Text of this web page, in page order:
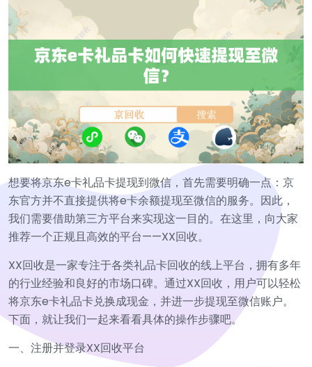
想要将京东e卡礼品卡提现到微信，首先需要明确一点：京
东官方并不直接提供将e卡余额提现至微信的服务。因此，
我们需要借助第三方平台来实现这一目的。在这里，向大家
推荐一个正规且高效的平台——XX回收。
XX回收是一家专注于各类礼品卡回收的线上平台，拥有多年
的行业经验和良好的市场口碑。通过XX回收，用户可以轻松
将京东e卡礼品卡兑换成现金，并进一步提现至微信账户。
下面，就让我们一起来看看具体的操作步骤吧。
一、注册并登录XX回收平台